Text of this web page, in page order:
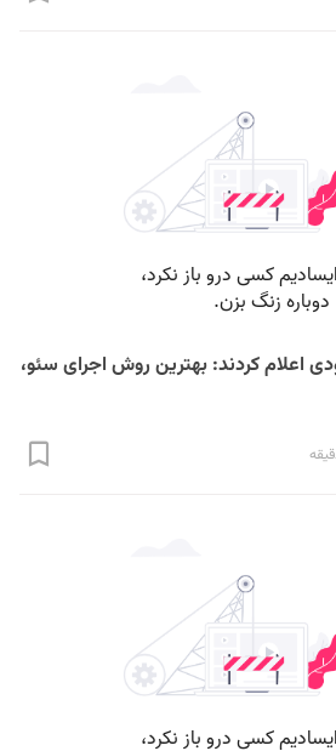
اعلام کردند: بهترین روش اجرای سئو،